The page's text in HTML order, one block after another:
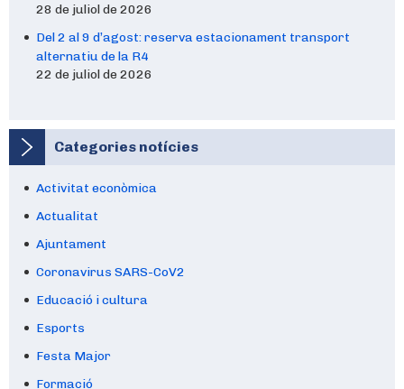
28 de juliol de 2026
Del 2 al 9 d’agost: reserva estacionament transport
alternatiu de la R4
22 de juliol de 2026
Categories notícies
Activitat econòmica
Actualitat
Ajuntament
Coronavirus SARS-CoV2
Educació i cultura
Esports
Festa Major
Formació